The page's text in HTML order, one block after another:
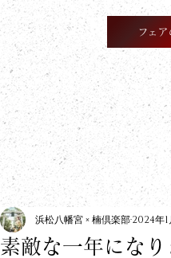
フェア
​information
素敵な一年になり
浜松八幡宮 × 楠倶楽部2024年1